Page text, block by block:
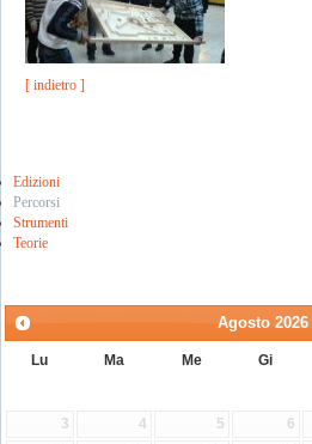
[ indietro ]
Edizioni
Percorsi
Strumenti
Teorie
Agosto 2026
Lu Ma Me Gi
3
4 5 6